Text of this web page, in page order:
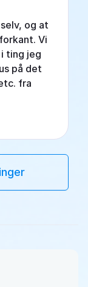
og at
Vi
ting jeg
på det
fra